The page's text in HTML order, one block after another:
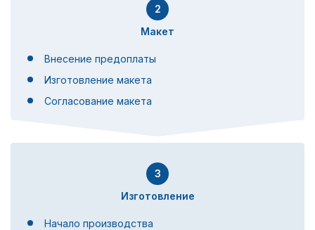
2
Макет
Внесение предоплаты
Изготовление макета
Согласование макета
3
Изготовление
Начало производства